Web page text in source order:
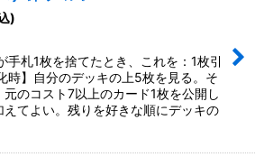
)
1枚を捨てたとき、これを：1枚引
時】自分のデッキの上5枚を見る。そ
元のコスト7以上のカード1枚を公開し
えてよい。残りを好きな順にデッキの